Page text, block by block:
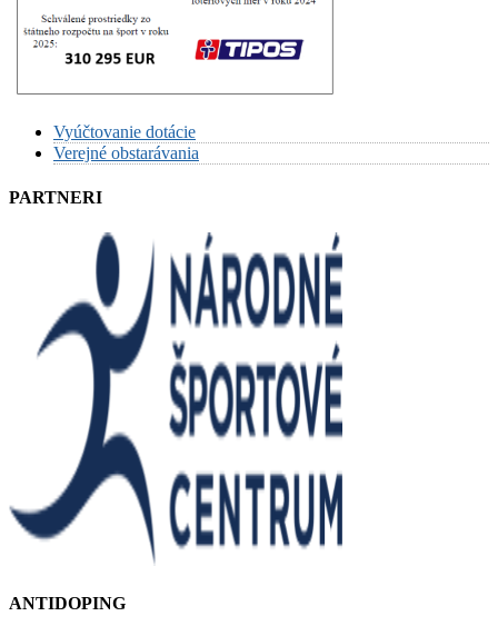
Vyúčtovanie dotácie
Verejné obstarávania
PARTNERI
ANTIDOPING